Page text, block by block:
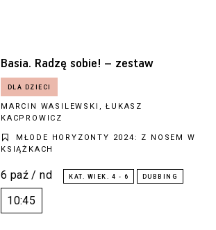
Basia. Radzę sobie! – zestaw
MARCIN WASILEWSKI, ŁUKASZ
KACPROWICZ
MŁODE HORYZONTY 2024: Z NOSEM W
KSIĄŻKACH
6 paź / nd
10:45